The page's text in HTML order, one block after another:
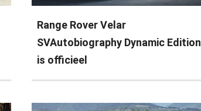
Range Rover Velar
SVAutobiography Dynamic Edition
is officieel